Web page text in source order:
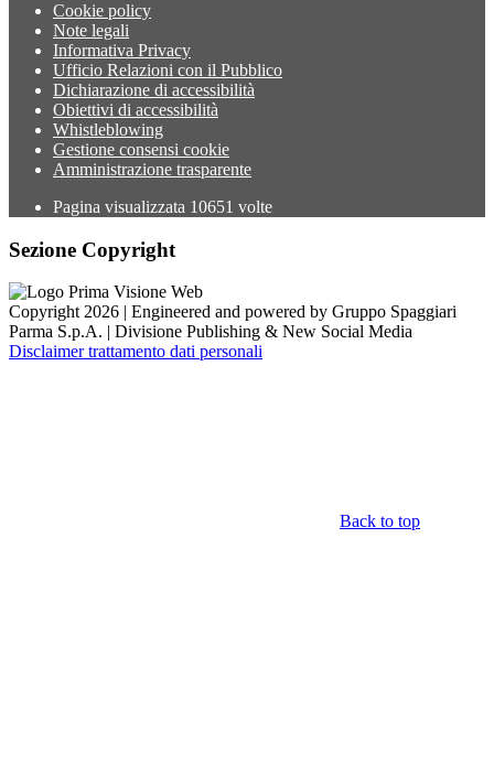
Cookie policy
Note legali
Informativa Privacy
Ufficio Relazioni con il Pubblico
Dichiarazione di accessibilità
Obiettivi di accessibilità
Whistleblowing
Gestione consensi cookie
Amministrazione trasparente
Pagina visualizzata 10651 volte
Sezione Copyright
Copyright 2026 | Engineered and powered by Gruppo Spaggiari
Parma S.p.A. | Divisione Publishing & New Social Media
Disclaimer trattamento dati personali
Back to top